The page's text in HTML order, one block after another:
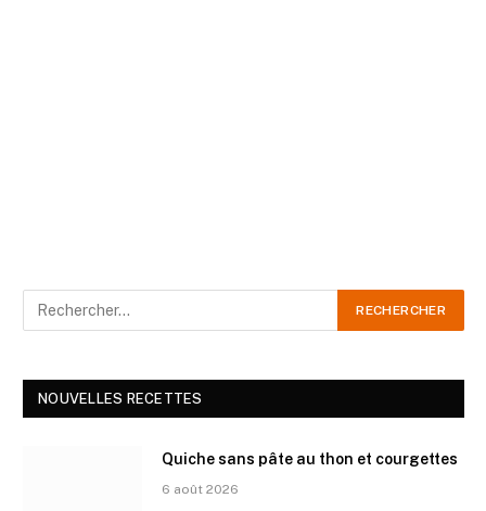
NOUVELLES RECETTES
Quiche sans pâte au thon et courgettes
6 août 2026